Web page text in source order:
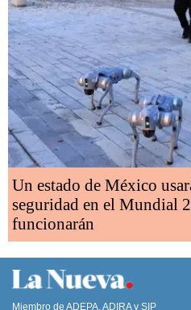
Un estado de México
seguridad en el Mundial
funcionarán
Miembro de ADEPA, ADIRA y SIP